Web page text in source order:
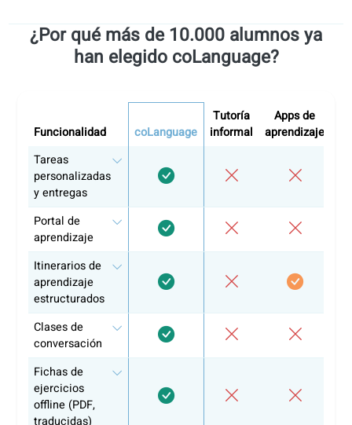
Certificados y evaluación lingüística
También ofrecemos evaluaciones lingüísticas
alineadas con los criterios del BIG, que evalúan las cuatro
destrezas: hablar, escuchar, leer y escribir.
Los candidatos que superan la evaluación reciben un
certificado de competencia lingüística que puede
como documentación de apoyo para empleadores y
de registro, según los requisitos individuales.
Conclusión
Cumplir el requisito lingüístico del BIG es un paso crucial
para trabajar en la atención sanitaria en los Países Bajos.
2026, la preparación sigue siendo factible con la
comprensión adecuada de los niveles de idioma, las
admitidas y las expectativas profesionales.